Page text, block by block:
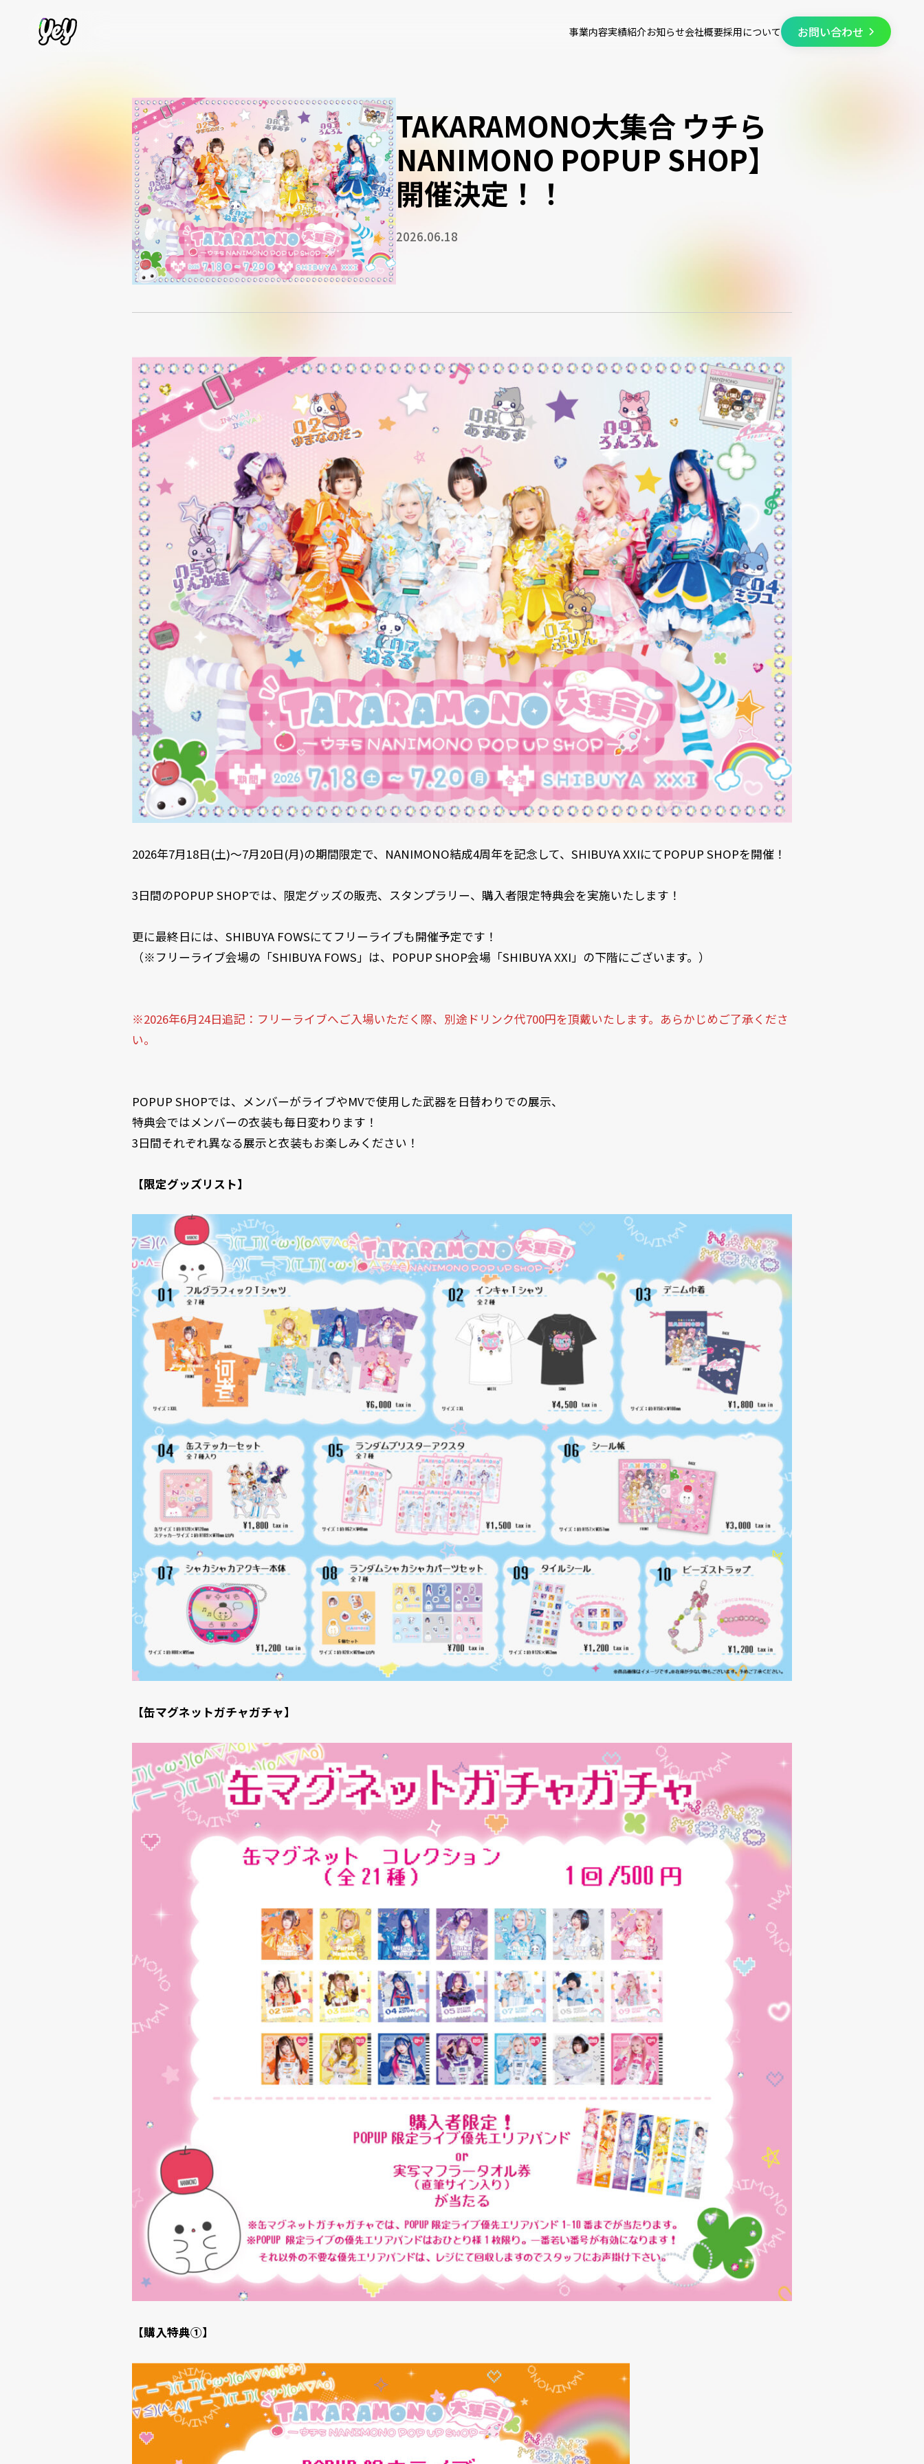
事業内容実績紹介お知らせ会社概要採用について お問い合わせ
TAKARAMONO大集合 ウチら
NANIMONO POPUP SHOP】
開催決定！！
2026.06.18
2026年7月18日(土)～7月20日(月)の期間限定で、NANIMONO結成4周年を記念して、SHIBUYA XXIにてPOPUP SHOPを開催！
3日間のPOPUP SHOPでは、限定グッズの販売、スタンプラリー、購入者限定特典会を実施いたします！
更に最終日には、SHIBUYA FOWSにてフリーライブも開催予定です！
（※フリーライブ会場の「SHIBUYA FOWS」は、POPUP SHOP会場「SHIBUYA XXI」の下階にございます。）
※2026年6月24日追記：フリーライブへご入場いただく際、別途ドリンク代700円を頂戴いたします。あらかじめご了承くださ
い。
POPUP SHOPでは、メンバーがライブやMVで使用した武器を日替わりでの展示、
特典会ではメンバーの衣装も毎日変わります！
3日間それぞれ異なる展示と衣装もお楽しみください！
【限定グッズリスト】
【缶マグネットガチャガチャ】
【購入特典①】